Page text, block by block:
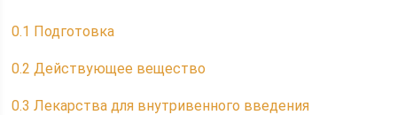
0.1 Подготовка
0.2 Действующее вещество
0.3 Лекарства для внутривенного введения